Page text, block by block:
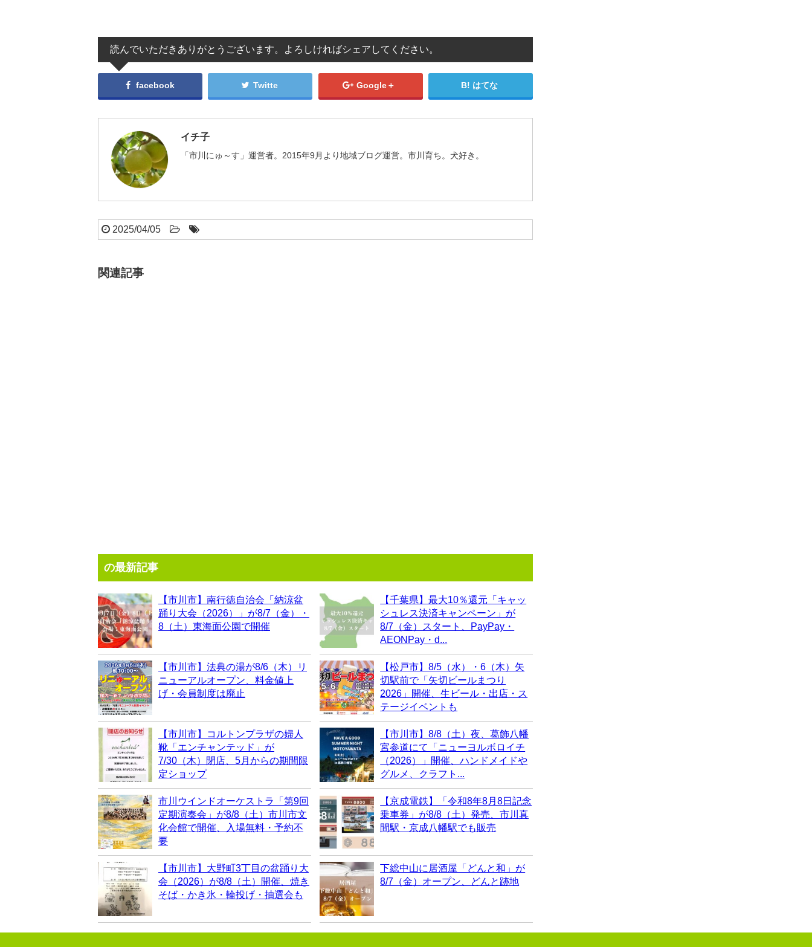
読んでいただきありがとうございます。よろしければシェアしてください。
facebook Twitte Google＋ はてな
イチ子
「市川にゅ～す」運営者。2015年9月より地域ブログ運営。市川育ち。犬好き。
2025/04/05
関連記事
の最新記事
【市川市】南行徳自治会「納涼盆
踊り大会（2026）」が8/7（金）・
8（土）東海面公園で開催
【千葉県】最大10％還元「キャッ
シュレス決済キャンペーン」が
8/7（金）スタート、PayPay・
AEONPay・d...
【市川市】法典の湯が8/6（木）リ
ニューアルオープン、料金値上
げ・会員制度は廃止
【松戸市】8/5（水）・6（木）矢
切駅前で「矢切ビールまつり
2026」開催、生ビール・出店・ス
テージイベントも
【市川市】コルトンプラザの婦人
靴「エンチャンテッド」が
7/30（木）閉店、5月からの期間限
定ショップ
【市川市】8/8（土）夜、葛飾八幡
宮参道にて「ニューヨルボロイチ
（2026）」開催、ハンドメイドや
グルメ、クラフト...
市川ウインドオーケストラ「第9回
定期演奏会」が8/8（土）市川市文
化会館で開催、入場無料・予約不
要
【京成電鉄】「令和8年8月8日記念
乗車券」が8/8（土）発売、市川真
間駅・京成八幡駅でも販売
【市川市】大野町3丁目の盆踊り大
会（2026）が8/8（土）開催、焼き
そば・かき氷・輪投げ・抽選会も
下総中山に居酒屋「どんと和」が
8/7（金）オープン、どんと跡地